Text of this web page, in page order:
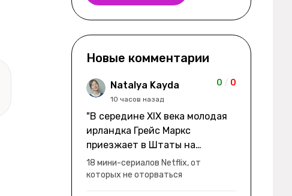
Новые комментарии
Natalya Kayda
10 часов назад
0 / 0
"В середине XIX века молодая
ирландка Грейс Маркс
приезжает в Штаты на
заработки" не на заработки -
она иммигрирует с семьей и не
в США, а в Канаду "заниматься
18 мини-сериалов Netflix, от
которых не оторваться